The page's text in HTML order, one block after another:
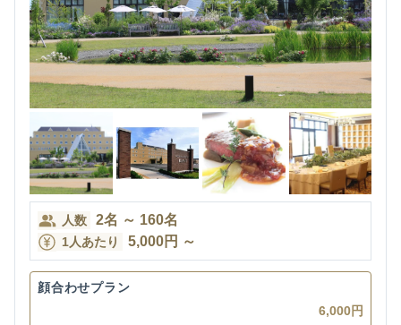
人数 2名 ～ 160名
1人あたり 5,000円 ～
顔合わせプラン
6,000円